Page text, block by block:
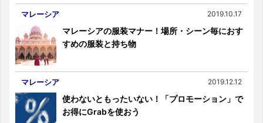
マレーシア 2019.10.17
マレーシアの服装マナー！場所・シーン毎におす
すめの服装と持ち物
マレーシア 2019.12.12
使わないともったいない！「プロモーション」で
お得にGrabを使おう